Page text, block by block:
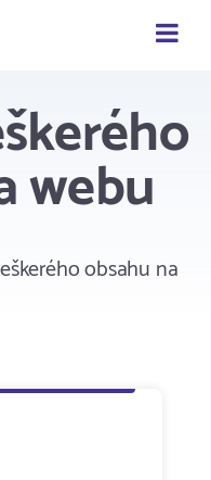
webu
obsahu na